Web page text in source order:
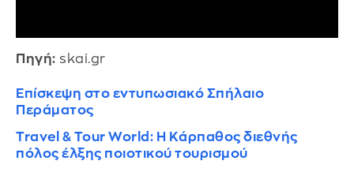
Πηγή: skai.gr
Επίσκεψη στο εντυπωσιακό Σπήλαιο
Περάματος
Travel & Tour World: Η Κάρπαθος διεθνής
πόλος έλξης ποιοτικού τουρισμού